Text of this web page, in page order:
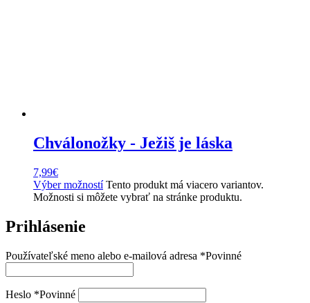
Chválonožky - Ježiš je láska
7,99€
Výber možností Tento produkt má viacero variantov.
Možnosti si môžete vybrať na stránke produktu.
Prihlásenie
Používateľské meno alebo e-mailová adresa *Povinné
Heslo *Povinné